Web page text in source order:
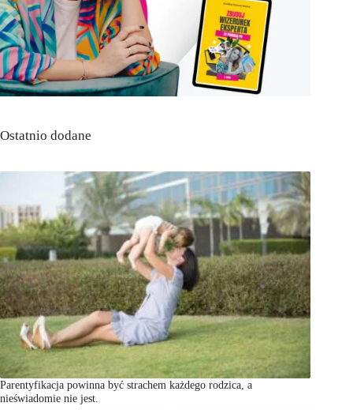
Ostatnio dodane
Parentyfikacja powinna być strachem każdego rodzica, a
nieświadomie nie jest.